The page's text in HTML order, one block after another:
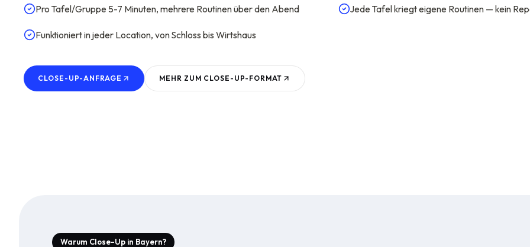
Pro Tafel/Gruppe 5-7 Minuten, mehrere Routinen über den Abend Jede Tafel kriegt eigene Routinen — kein
Funktioniert in jeder Location, von Schloss bis Wirtshaus
CLOSE-UP-ANFRAGE MEHR ZUM CLOSE-UP-FORMAT
Warum Close-Up in Bayern?